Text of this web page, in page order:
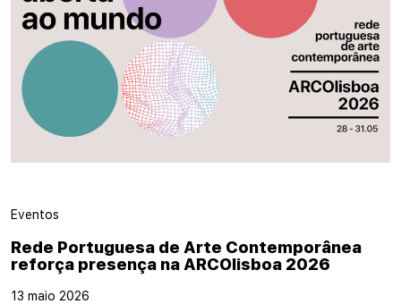
Eventos
Rede Portuguesa de Arte Contemporânea
reforça presença na ARCOlisboa 2026
13 maio 2026